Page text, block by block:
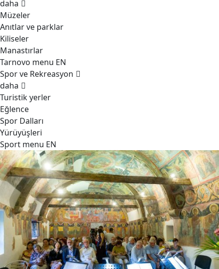
daha
Müzeler
Anıtlar ve parklar
Kiliseler
Manastırlar
Tarnovo menu EN
Spor ve Rekreasyon
daha
Turistik yerler
Eğlence
Spor Dalları
Yürüyüşleri
Sport menu EN